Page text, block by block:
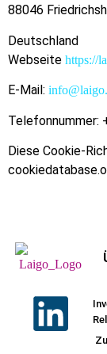
88046
Deutschland
Webseite https://
E-Mail:
Telefonnummer:
Diese Cookie-